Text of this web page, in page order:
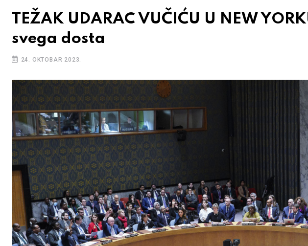
TEŽAK UDARAC VUČIĆU U NEW
svega dosta
24. OKTOBAR 2023.